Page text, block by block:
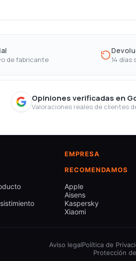
de fabricante 14 días
Opiniones verificadas en
Valoraciones reales de clientes
EMPRESA
RECOMENDAMOS
Apple
Aisens
Kaspersky
Xiaomi
Aviso legalPolítica de
Protección